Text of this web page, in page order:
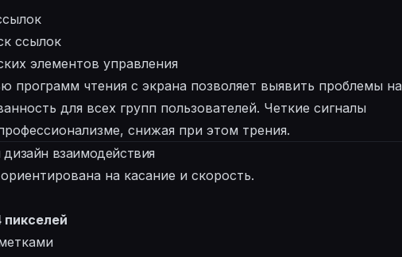
ссылок
элементов управления
программ чтения с экрана позволяет выявить проблемы на
для всех групп пользователей. Четкие сигналы
снижая при этом трения.
взаимодействия
на касание и скорость.
пикселей